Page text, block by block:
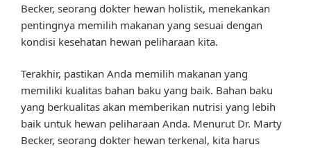
Becker, seorang dokter hewan holistik, menekankan
pentingnya memilih makanan yang sesuai dengan
kondisi kesehatan hewan peliharaan kita.
Terakhir, pastikan Anda memilih makanan yang
memiliki kualitas bahan baku yang baik. Bahan baku
yang berkualitas akan memberikan nutrisi yang lebih
baik untuk hewan peliharaan Anda. Menurut Dr. Marty
Becker, seorang dokter hewan terkenal, kita harus